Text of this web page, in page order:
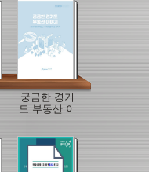
생 역학조사
결과보고서
우수사례집
궁금한 경기
도 부동산 이